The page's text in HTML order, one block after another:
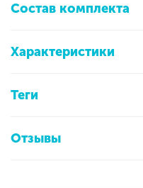
Состав комплекта
Характеристики
Теги
Отзывы